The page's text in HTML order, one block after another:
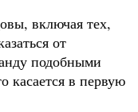
включая тех,
от
подобными
касается в первую